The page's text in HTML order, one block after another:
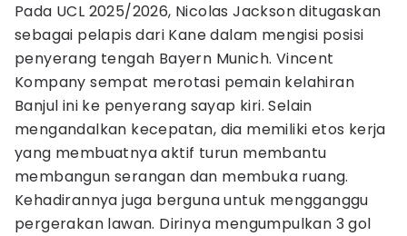
Pada UCL 2025/2026, Nicolas Jackson ditugaskan
sebagai pelapis dari Kane dalam mengisi posisi
penyerang tengah Bayern Munich. Vincent
Kompany sempat merotasi pemain kelahiran
Banjul ini ke penyerang sayap kiri. Selain
mengandalkan kecepatan, dia memiliki etos kerja
yang membuatnya aktif turun membantu
membangun serangan dan membuka ruang.
Kehadirannya juga berguna untuk mengganggu
pergerakan lawan. Dirinya mengumpulkan 3 gol